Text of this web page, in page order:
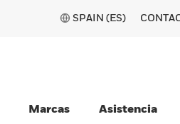
SPAIN (ES)
Marcas Asistencia